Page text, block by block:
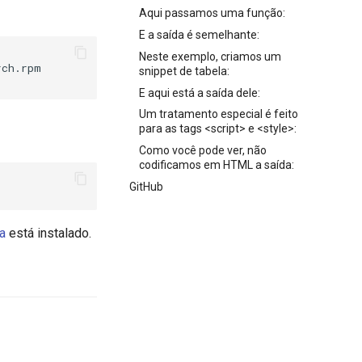
Aqui passamos uma função:
E a saída é semelhante:
Neste exemplo, criamos um
snippet de tabela:
E aqui está a saída dele:
Um tratamento especial é feito
para as tags <script> e <style>:
Como você pode ver, não
codificamos em HTML a saída:
GitHub
está instalado.